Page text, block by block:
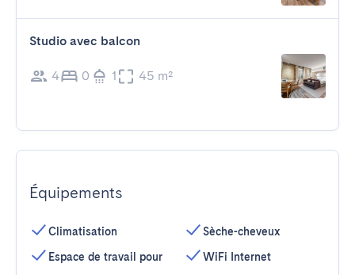
Studio avec balcon
4 0 1 45 m²
Équipements
Climatisation
Espace de travail pour
Sèche-cheveux
WiFi Internet